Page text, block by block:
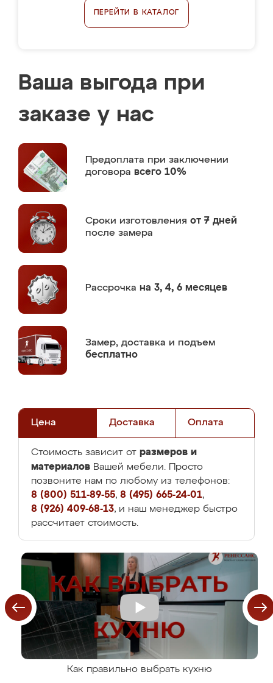
ПЕРЕЙТИ В КАТАЛОГ
Ваша выгода при
заказе у нас
Предоплата при заключении
договора всего 10%
Сроки изготовления от 7 дней
после замера
Рассрочка на 3, 4, 6 месяцев
Замер, доставка и подъем
бесплатно
Цена Доставка Оплата
Стоимость зависит от размеров и
материалов Вашей мебели. Просто
позвоните нам по любому из телефонов:
8 (800) 511-89-55, 8 (495) 665-24-01,
8 (926) 409-68-13, и наш менеджер быстро
рассчитает стоимость.
Как правильно выбрать кухню